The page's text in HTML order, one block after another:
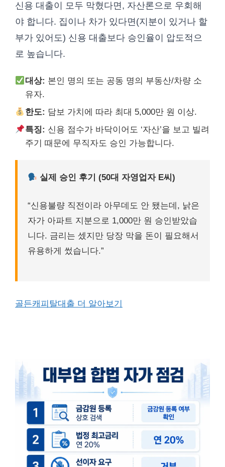
신용 대출이 모두 막혔다면, 자산론으로 우회해
야 합니다. 집이나 차가 있다면(지분이 있거나 할
부가 있어도) 신용 대출보다 승인율이 압도적으
로 높습니다.
대상: 본인 명의 또는 공동 명의 부동산/차량 소
유자.
한도: 담보 가치에 따라 최대 5,000만 원 이상.
특징: 신용 점수가 바닥이어도 ‘자산’을 보고 빌려
주기 때문에 무직자도 승인 가능합니다.
실제 승인 후기 (50대 자영업자 E씨)
“신용불량 직전이라 아무데도 안 됐는데, 낡은
자가 아파트 지분으로 1,000만 원 승인받았습
니다. 금리는 셌지만 당장 막을 돈이 필요해서
유용하게 썼습니다.”
골든캐피탈대출 더 알아보기